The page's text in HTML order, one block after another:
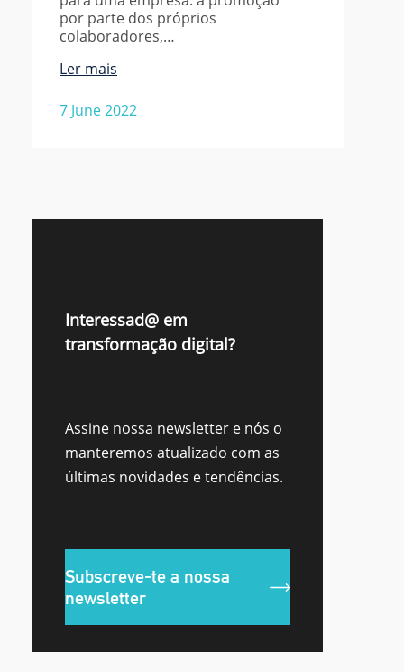
por parte dos próprios
colaboradores,…
7 June 2022
Ler mais
Interessad@ em
transformação digital?
Assine nossa newsletter e nós o
manteremos atualizado com as
últimas novidades e tendências.
Subscreve-te a nossa
newsletter